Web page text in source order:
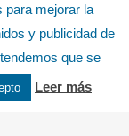
sobre la
para mejorar la
y publicidad de
que se
Leer más